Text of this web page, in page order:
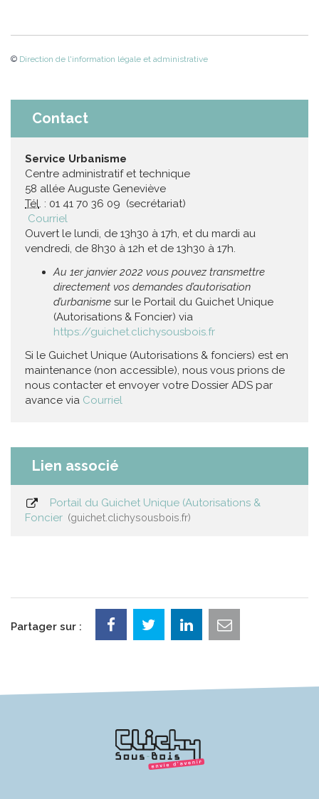
© Direction de l'information légale et administrative
Contact
Service Urbanisme
Centre administratif et technique
58 allée Auguste Geneviève
Tél. : 01 41 70 36 09 (secrétariat)
Courriel
Ouvert le lundi, de 13h30 à 17h, et du mardi au
vendredi, de 8h30 à 12h et de 13h30 à 17h.
Au 1er janvier 2022 vous pouvez transmettre
directement vos demandes d’autorisation
d’urbanisme sur le Portail du Guichet Unique
(Autorisations & Foncier) via
https://guichet.clichysousbois.fr
Si le Guichet Unique (Autorisations & fonciers) est en
maintenance (non accessible), nous vous prions de
nous contacter et envoyer votre Dossier ADS par
avance via Courriel
Lien associé
Portail du Guichet Unique (Autorisations &
Foncier
guichet.clichysousbois.fr
Partager sur :